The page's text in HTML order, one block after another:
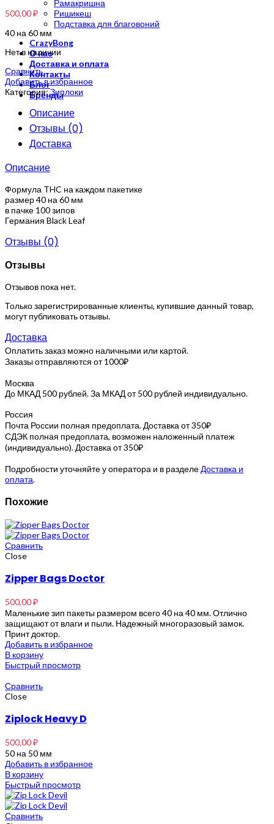
Рамакришна
Ришикеш
Подставка для благовоний
CrazyBong
О нас
Доставка и оплата
Контакты
Блог
Бренды
500,00₽
40 на 60 мм
Нет в наличии
Сравнить
Добавить в избранное
Категория:Зиплоки
Описание
Отзывы (0)
Доставка
Описание
Формула THC на каждом пакетике
размер 40 на 60 мм
в пачке 100 зипов
Германия Black Leaf
Отзывы (0)
Отзывы
Отзывов пока нет.
Только зарегистрированные клиенты, купившие данный товар,
могут публиковать отзывы.
Доставка
Оплатить заказ можно наличными или картой.
Заказы отправляются от 1000₽
Москва
До МКАД 500 рублей. За МКАД от 500 рублей индивидуально.
Россия
Почта России полная предоплата. Доставка от 350₽
СДЭК полная предоплата, возможен наложенный платеж
(индивидуально). Доставка от 350₽
Подробности уточняйте у оператора и в разделе Доставка и
оплата.
Похожие
Сравнить
Close
Zipper Bags Doctor
500,00₽
Маленькие зип пакеты размером всего 40 на 40 мм. Отлично
защищают от влаги и пыли. Надежный многоразовый замок.
Принт доктор.
Добавить в избранное
В корзину
Быстрый просмотр
Сравнить
Close
Ziplock Heavy D
500,00₽
50 на 50 мм
Добавить в избранное
В корзину
Быстрый просмотр
Сравнить